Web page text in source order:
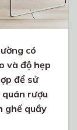
có
và độ hẹp
để sử
rượu
ghế quầy